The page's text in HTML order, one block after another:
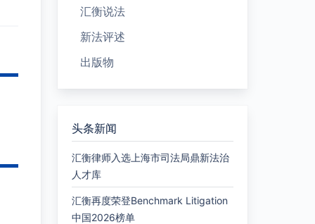
汇衡说法
新法评述
出版物
头条新闻
汇衡律师入选上海市司法局鼎新法治
人才库
汇衡再度荣登Benchmark Litigation
中国2026榜单